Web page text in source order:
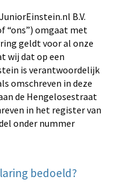
B.V.
“ons”) omgaat met
geldt voor al onze
wij dat op een
is verantwoordelijk
omschreven in deze
de Hengelosestraat
in het register van
onder nummer
bedoeld?